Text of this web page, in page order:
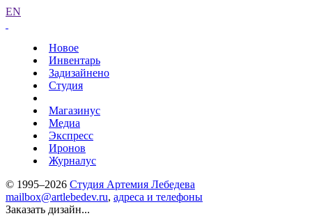
EN
Новое
Инвентарь
Задизайнено
Студия
Магазинус
Медиа
Экспресс
Иронов
Журналус
© 1995–2026 Студия Артемия Лебедева
mailbox@artlebedev.ru, адреса и телефоны
Заказать дизайн...